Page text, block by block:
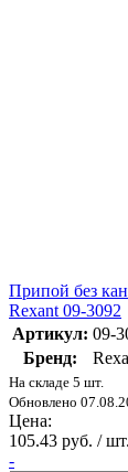
Припой без
Rexant 09-3092
Артикул: 09-
Бренд:
На складе 5 шт.
Обновлено
Цена:
105.43 руб. / шт.
-